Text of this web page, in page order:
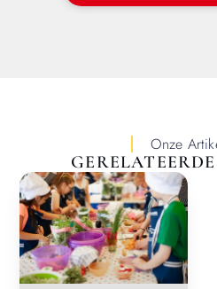
Onze